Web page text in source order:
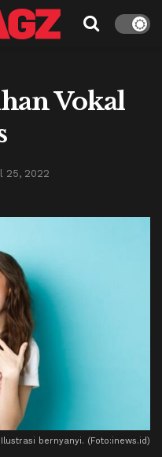
Vokal
25, 2022
Ilustrasi bernyanyi. (Foto:inews.id)